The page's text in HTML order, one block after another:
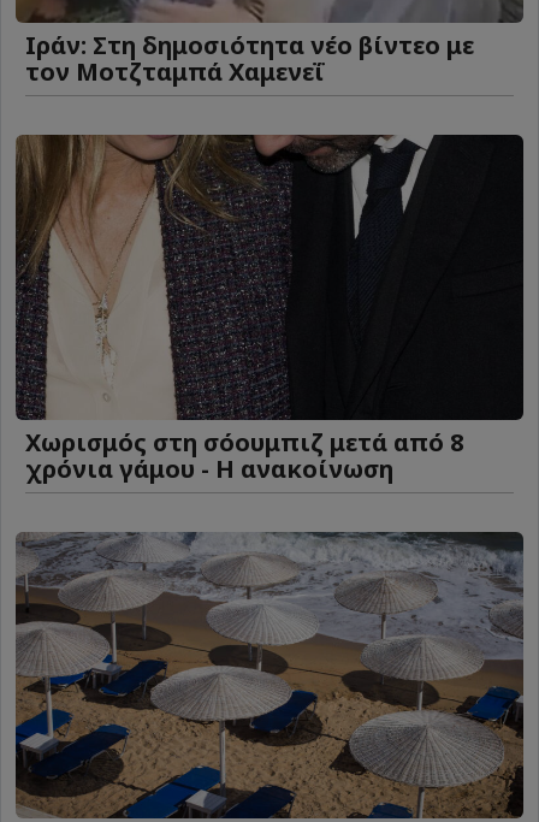
Ιράν: Στη δημοσιότητα νέο βίντεο με
τον Μοτζταμπά Χαμενεΐ
Χωρισμός στη σόουμπιζ μετά από 8
χρόνια γάμου - Η ανακοίνωση